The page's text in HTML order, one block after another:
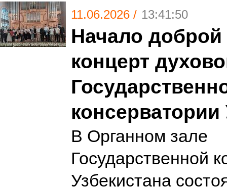
11.06.2026 / 13:41:50
Начало
концерт
консерватории
В Органном зале
Государственной
Узбекистана